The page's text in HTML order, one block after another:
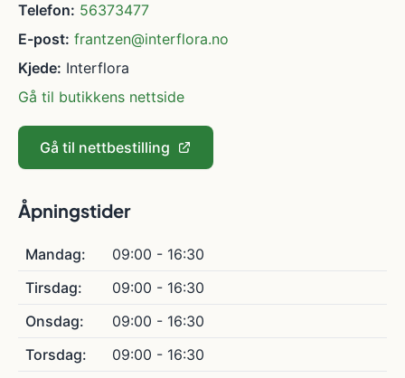
Telefon: 56373477
E-post: frantzen@interflora.no
Kjede: Interflora
Gå til butikkens nettside
Gå til nettbestilling
Åpningstider
Mandag:
09:00 - 16:30
Tirsdag:
09:00 - 16:30
Onsdag:
09:00 - 16:30
Torsdag:
09:00 - 16:30